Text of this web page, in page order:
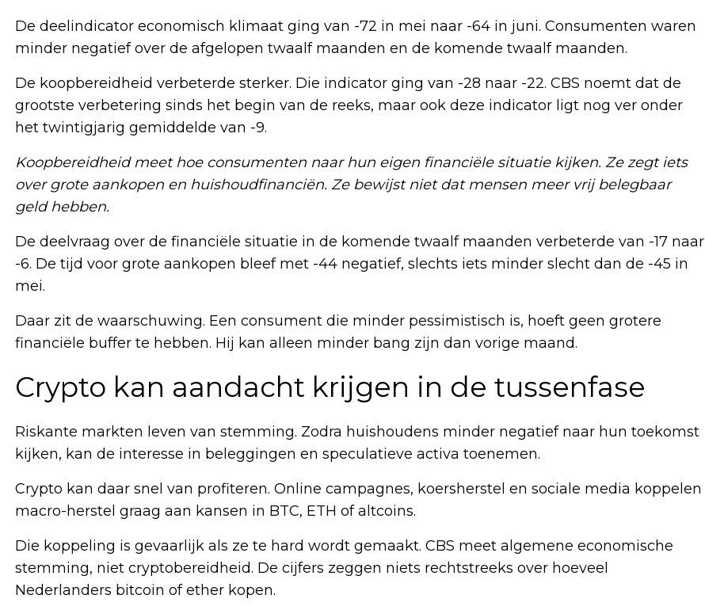
De deelindicator economisch klimaat ging van -72 in mei naar -64 in juni. Consumenten waren
minder negatief over de afgelopen twaalf maanden en de komende twaalf maanden.
De koopbereidheid verbeterde sterker. Die indicator ging van -28 naar -22. CBS noemt dat de
grootste verbetering sinds het begin van de reeks, maar ook deze indicator ligt nog ver onder
het twintigjarig gemiddelde van -9.
Koopbereidheid meet hoe consumenten naar hun eigen financiële situatie kijken. Ze zegt iets
over grote aankopen en huishoudfinanciën. Ze bewijst niet dat mensen meer vrij belegbaar
geld hebben.
De deelvraag over de financiële situatie in de komende twaalf maanden verbeterde van -17 naar
-6. De tijd voor grote aankopen bleef met -44 negatief, slechts iets minder slecht dan de -45 in
mei.
Daar zit de waarschuwing. Een consument die minder pessimistisch is, hoeft geen grotere
financiële buffer te hebben. Hij kan alleen minder bang zijn dan vorige maand.
Crypto kan aandacht krijgen in de tussenfase
Riskante markten leven van stemming. Zodra huishoudens minder negatief naar hun toekomst
kijken, kan de interesse in beleggingen en speculatieve activa toenemen.
Crypto kan daar snel van profiteren. Online campagnes, koersherstel en sociale media koppelen
macro-herstel graag aan kansen in BTC, ETH of altcoins.
Die koppeling is gevaarlijk als ze te hard wordt gemaakt. CBS meet algemene economische
stemming, niet cryptobereidheid. De cijfers zeggen niets rechtstreeks over hoeveel
Nederlanders bitcoin of ether kopen.